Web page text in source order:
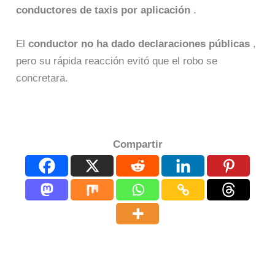
conductores de taxis por aplicación .
Elconductor no ha dado declaraciones públicas ,
pero su rápida reacción evitó que el robo se
concretara.
Compartir